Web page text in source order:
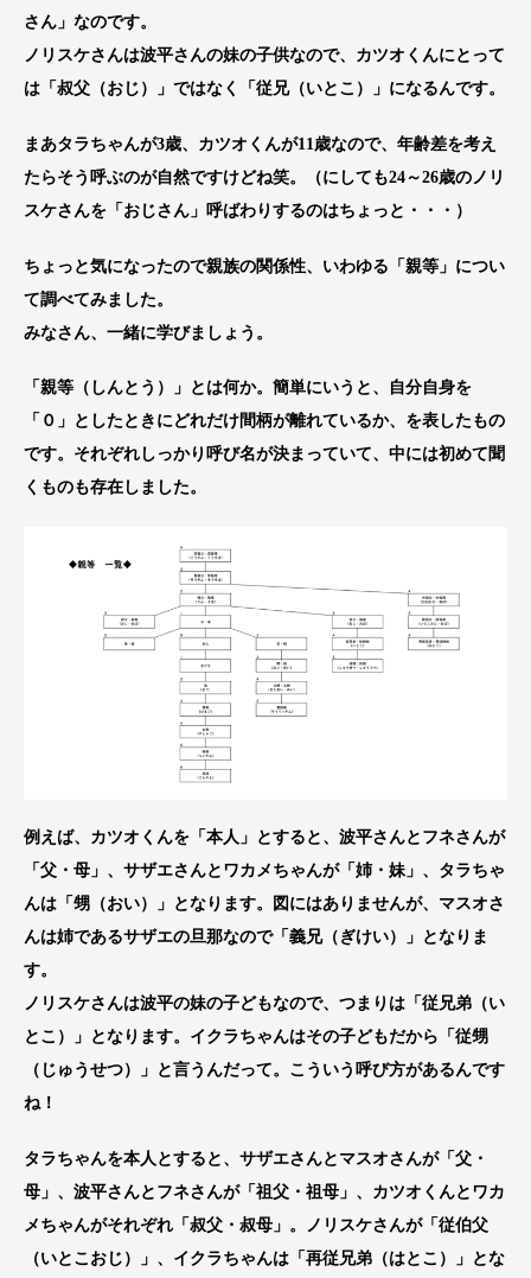
さん」なのです。
ノリスケさんは波平さんの妹の子供なので、カツオくんにとって
は「叔父（おじ）」ではなく「従兄（いとこ）」になるんです。
まあタラちゃんが3歳、カツオくんが11歳なので、年齢差を考え
たらそう呼ぶのが自然ですけどね笑。（にしても24～26歳のノリ
スケさんを「おじさん」呼ばわりするのはちょっと・・・）
ちょっと気になったので親族の関係性、いわゆる「親等」につい
て調べてみました。
みなさん、一緒に学びましょう。
「親等（しんとう）」とは何か。簡単にいうと、自分自身を
「０」としたときにどれだけ間柄が離れているか、を表したもの
です。それぞれしっかり呼び名が決まっていて、中には初めて聞
くものも存在しました。
例えば、カツオくんを「本人」とすると、波平さんとフネさんが
「父・母」、サザエさんとワカメちゃんが「姉・妹」、タラちゃ
んは「甥（おい）」となります。図にはありませんが、マスオさ
んは姉であるサザエの旦那なので「義兄（ぎけい）」となりま
す。
ノリスケさんは波平の妹の子どもなので、つまりは「従兄弟（い
とこ）」となります。イクラちゃんはその子どもだから「従甥
（じゅうせつ）」と言うんだって。こういう呼び方があるんです
ね！
タラちゃんを本人とすると、サザエさんとマスオさんが「父・
母」、波平さんとフネさんが「祖父・祖母」、カツオくんとワカ
メちゃんがそれぞれ「叔父・叔母」。ノリスケさんが「従伯父
（いとこおじ）」、イクラちゃんは「再従兄弟（はとこ）」とな